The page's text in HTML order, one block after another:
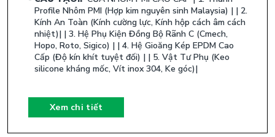
Profile Nhôm PMI (Hợp kim nguyên sinh Malaysia) | | 2.
Kính An Toàn (Kính cường lực, Kính hộp cách âm cách
nhiệt)| | 3. Hệ Phụ Kiện Đồng Bộ Rãnh C (Cmech,
Hopo, Roto, Sigico) | | 4. Hệ Gioăng Kép EPDM Cao
Cấp (Độ kín khít tuyệt đối) | | 5. Vật Tư Phụ (Keo
silicone kháng mốc, Vít inox 304, Ke góc)| ​
Xem chi tiết